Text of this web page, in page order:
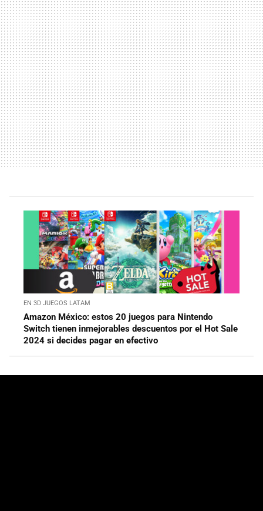
EN 3D JUEGOS LATAM
Amazon México: estos 20 juegos para Nintendo
Switch tienen inmejorables descuentos por el Hot Sale
2024 si decides pagar en efectivo